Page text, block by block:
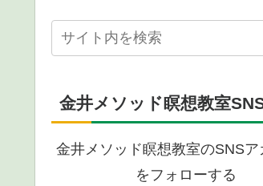
金井メソッド瞑想教室
金井メソッド瞑想教室のSNSア
をフォローする